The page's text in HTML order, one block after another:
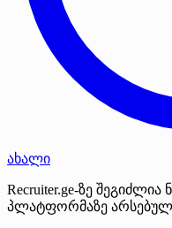
ახალი
Recruiter.ge-ზე
პლატფორმაზე